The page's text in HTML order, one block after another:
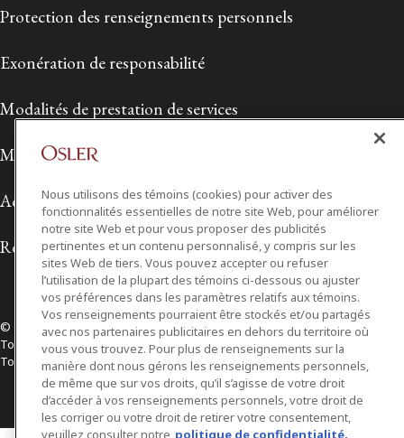
Protection des renseignements personnels
Exonération de responsabilité
Modalités de prestation de services
Modalités d'utilisation
Accessibilité
Relations avec les médias
© 2026 Osler, Hoskin & Harcourt S.E.N.C.R.L./s.r.l.
Tous droits réservés
Toronto | Montréal | Calgary | Vancouver | Ottawa | New York
Nous utilisons des témoins (cookies) pour activer des
fonctionnalités essentielles de notre site Web, pour améliorer
notre site Web et pour vous proposer des publicités
pertinentes et un contenu personnalisé, y compris sur les
sites Web de tiers. Vous pouvez accepter ou refuser
l’utilisation de la plupart des témoins ci-dessous ou ajuster
vos préférences dans les paramètres relatifs aux témoins.
Vos renseignements pourraient être stockés et/ou partagés
avec nos partenaires publicitaires en dehors du territoire où
vous vous trouvez. Pour plus de renseignements sur la
manière dont nous gérons les renseignements personnels,
de même que sur vos droits, qu’il s’agisse de votre droit
d’accéder à vos renseignements personnels, votre droit de
les corriger ou votre droit de retirer votre consentement,
veuillez consulter notre politique de confidentialité.